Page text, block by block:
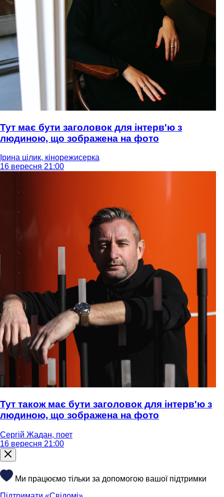
Тут має бути заголовок для інтерв'ю з
людиною, що зображена на фото
Ірина цілик, кінорежисерка
16 вересня 21:00
Тут також має бути заголовок для інтерв'ю з
людиною, що зображена на фото
Сергій Жадан, поет
16 вересня 21:00
Ми працюємо тільки за допомогою вашої підтримки